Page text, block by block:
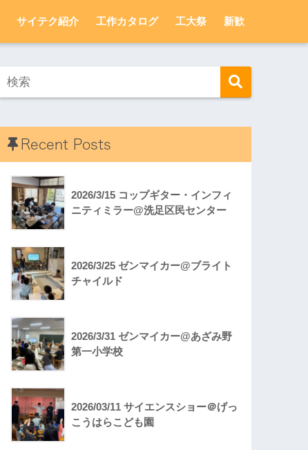
サイテク紹介 工作カタログ 工大祭 新歓
Recent Posts
2026/3/15 コップギター・インフィ
ニティミラー@洗足区民センター
2026/3/25 ゼンマイカー@ブライト
チャイルド
2026/3/31 ゼンマイカー@あざみ野
第一小学校
2026/03/11 サイエンスショー＠げっ
こうはらこども園